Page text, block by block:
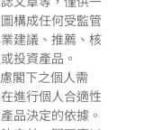
構成任何受監管
建議、推薦、核
投資產品。
閣下之個人需
進行個人合適性
品決定的依據。